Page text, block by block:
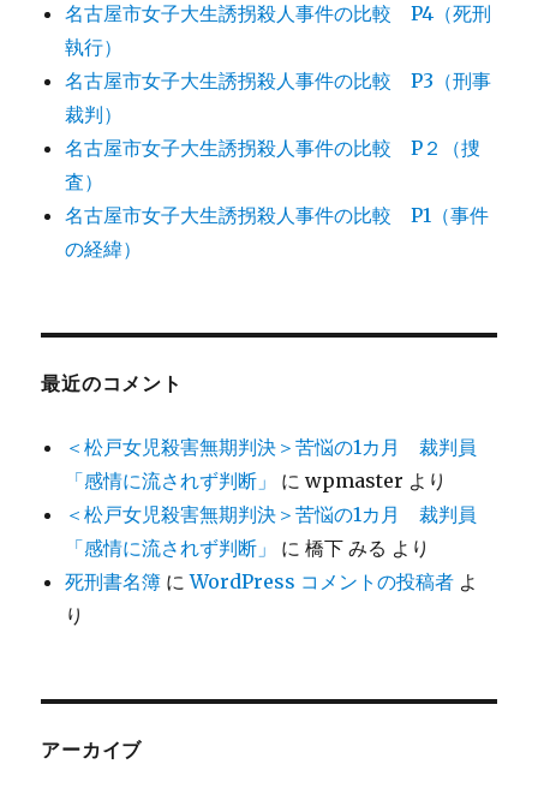
名古屋市女子大生誘拐殺人事件の比較 P4（死刑
執行）
名古屋市女子大生誘拐殺人事件の比較 P3（刑事
裁判）
名古屋市女子大生誘拐殺人事件の比較 P２（捜
査）
名古屋市女子大生誘拐殺人事件の比較 P1（事件
の経緯）
最近のコメント
＜松戸女児殺害無期判決＞苦悩の1カ月 裁判員
「感情に流されず判断」
にwpmaster より
＜松戸女児殺害無期判決＞苦悩の1カ月 裁判員
「感情に流されず判断」
に橋下 みる より
死刑書名簿 にWordPress コメントの投稿者 よ
り
アーカイブ